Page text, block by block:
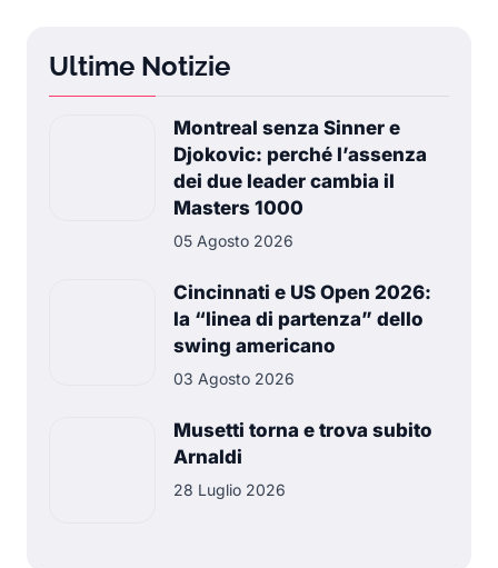
Ultime Notizie
Montreal senza Sinner e
Djokovic: perché l’assenza
dei due leader cambia il
Masters 1000
05 Agosto 2026
Cincinnati e US Open 2026:
la “linea di partenza” dello
swing americano
03 Agosto 2026
Musetti torna e trova subito
Arnaldi
28 Luglio 2026